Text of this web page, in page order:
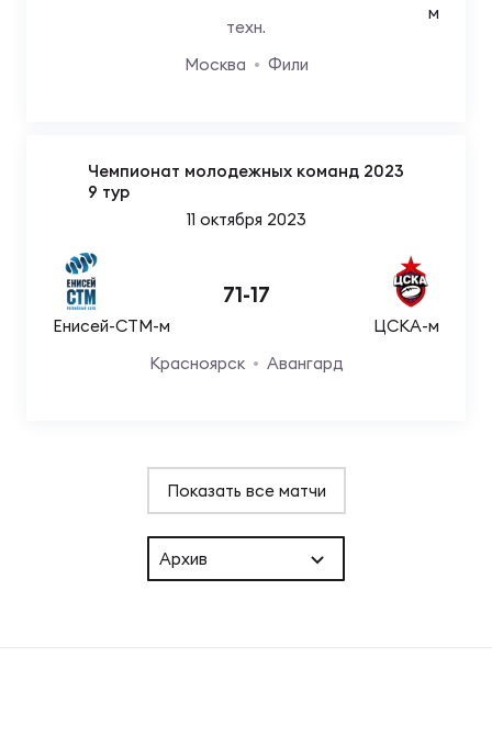
м
техн.
Москва
Фили
Чемпионат молодежных команд 2023
9 тур
11 октября 2023
Енисей-СТМ-м
71-17
ЦСКА-м
Красноярск
Авангард
Показать все матчи
Архив